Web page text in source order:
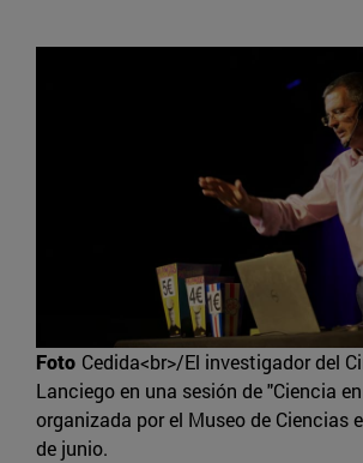
Foto Cedida<br>/El investigador del
Lanciego en una sesión de "Ciencia
organizada por el Museo de Ciencias
de junio.